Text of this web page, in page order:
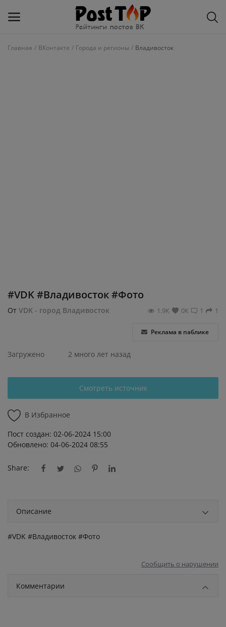
Главная ВКонтакте Города и регионы Владивосток
#VDK #Владивосток #Фото
От VDK - город Владивосток 1
1
0К
1.9К
Реклама в паблике
Загружено 2 много лет назад
Смотреть источник
В Избранное
Пост создан: 02-06-2024 15:00
Обновлено: 04-06-2024 08:55
Share:
Описание
#VDK #Владивосток #Фото
Сообщить о нарушении
Комментарии